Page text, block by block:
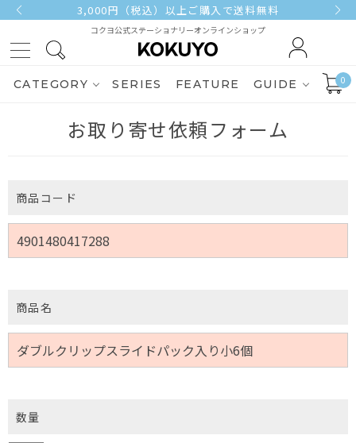
3,000円（税込）以上ご購入で送料無料
コクヨ公式ステーショナリーオンラインショップ
CATEGORY SERIES FEATURE GUIDE 0
お取り寄せ依頼フォーム
商品コード
商品名
数量